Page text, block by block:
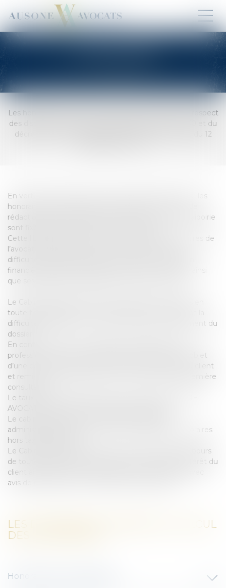
Les honoraires d’avocat sont librement fixés dans le respect
des dispositions de la loi du 31 décembre 1991 n° 1130 et du
décret du 27 novembre 1991 n° 11971 et du décret du 12
En vertu de l’article 10 de la loi du 31 décembre 1971 : “les
honoraires de consultation, d’assistance, de conseil, de
rédaction d’actes juridiques sous seing privé et de plaidoirie
sont fixés librement en accord avec le client.”
Cette liberté dans la fixation du montant des honoraires de
l’avocat se base néanmoins sur plusieurs critères : la
difficulté de l’affaire, l’usage en la matière, la situation
financière, les frais exposés par l’avocat, sa notoriété ainsi
que ses diligences, la situation de fortune du client.
Le Cabinet AUSONE AVOCATS établit ses honoraires en
toute transparence avec ses clients, selon la nature et la
difficulté de l’affaire et du temps consacré au traitement du
dossier.
En conformité avec les règles déontologiques de la
profession d’Avocat, les honoraires du client feront l’objet
d’une convention d’honoraires, soumise à l’accord du client
et remise en main propre, ou par courrier, après la première
consultation.
Le taux moyen horaire facturé par le cabinet AUSONE
AVOCATS est de 220 € hors taxes et hors frais.
Le cabinet facture au client des frais forfaitaires
administratifs de 15% hors taxe du montant des honoraires
hors taxe facturables.
Le Cabinet facture par ailleurs au client les frais et débours
de toutes sortes dont il aura à faire l’avance dans l’intérêt du
client ainsi que les envois par lettre recommandée avec
avis de réception, par Chronopost et par porteur.
LES DIFFÉRENTES FORMES DU CALCUL
DES HONORAIRES
Honoraires au temps passé